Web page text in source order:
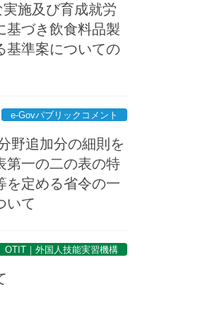
施及び育成就労
基づき飲食料品製
基準案についての
e-Govパブリックコメント
野追加分の細則を
第一の二の表の特
を定める省令の一
いて
OTIT｜外国人技能実習機構